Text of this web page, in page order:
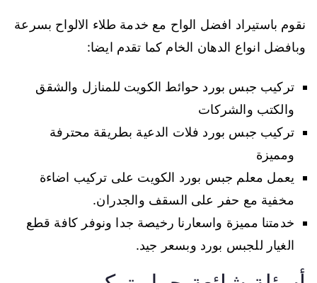
نقوم باستيراد افضل الواح مع خدمة طلاء الالواح بسرعة
وبافضل انواع الدهان الخام كما تقدم ايضا:
تركيب جبس بورد حوائط الكويت للمنازل والشقق
والكتب والشركات
تركيب جبس بورد فلات الدعية بطريقة محترفة
ومميزة
يعمل معلم جبس بورد الكويت على تركيب اضاءة
مخفية مع حفر على السقف والجدران.
خدمتنا مميزة واسعارنا رخيصة جدا ونوفر كافة قطع
الغيار للجبس بورد وبسعر جيد.